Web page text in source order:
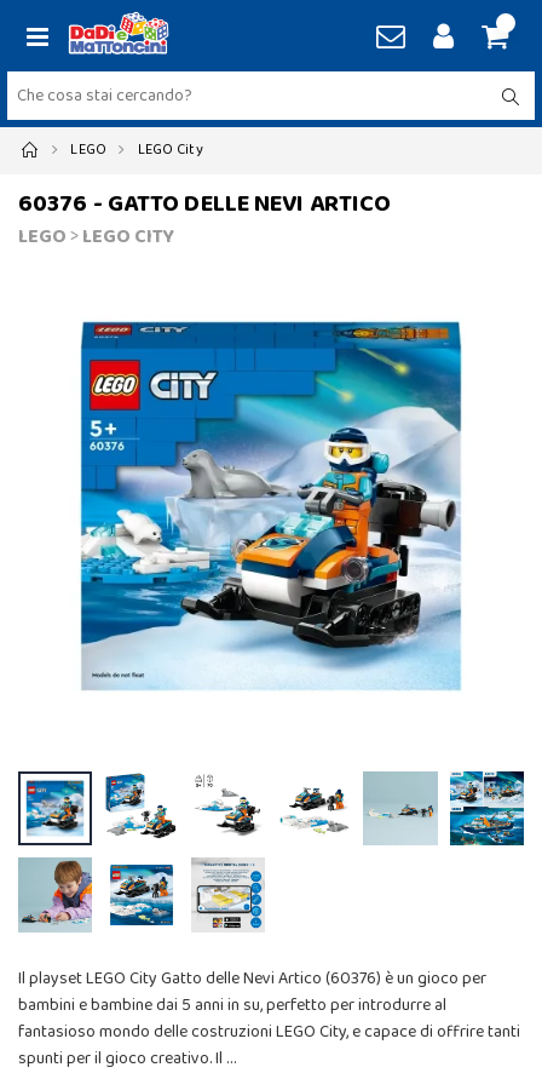
LEGO LEGO City
60376 - GATTO DELLE NEVI ARTICO
LEGO>LEGO CITY
Il playset LEGO City Gatto delle Nevi Artico (60376) è un gioco per
bambini e bambine dai 5 anni in su, perfetto per introdurre al
fantasioso mondo delle costruzioni LEGO City, e capace di offrire tanti
spunti per il gioco creativo. Il …